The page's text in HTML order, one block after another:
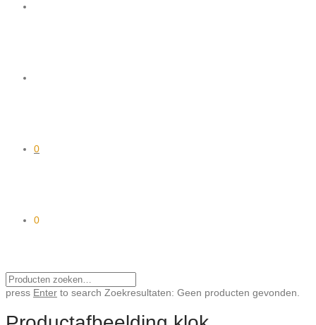
0
0
press Enter to search Zoekresultaten: Geen producten gevonden.